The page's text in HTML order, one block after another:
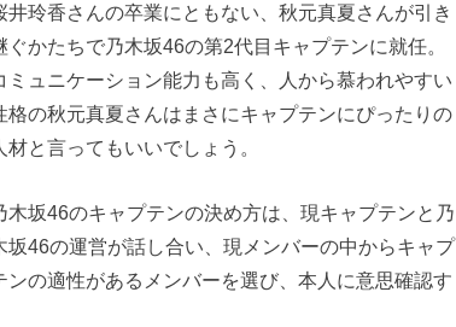
井玲香さんの卒業にともない、秋元真夏さんが引き
ぐかたちで乃木坂46の第2代目キャプテンに就任。
ミュニケーション能力も高く、人から慕われやすい
格の秋元真夏さんはまさにキャプテンにぴったりの
材と言ってもいいでしょう。
木坂46のキャプテンの決め方は、現キャプテンと乃
坂46の運営が話し合い、現メンバーの中からキャプ
ンの適性があるメンバーを選び、本人に意思確認す